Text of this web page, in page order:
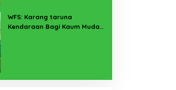
WFS: Karang taruna
Kendaraan Bagi Kaum Muda